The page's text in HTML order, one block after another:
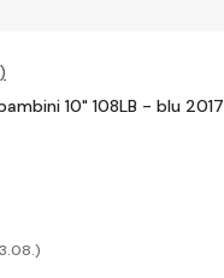
)
10" 108LB - blu 2017